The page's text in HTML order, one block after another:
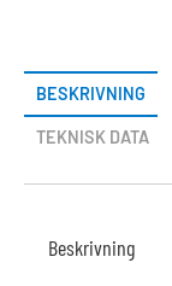
BESKRIVNING
TEKNISK DATA
Beskrivning